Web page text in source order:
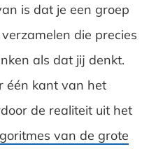
is dat je een groep
die precies
als dat jij denkt.
één kant van het
de realiteit uit het
van de grote